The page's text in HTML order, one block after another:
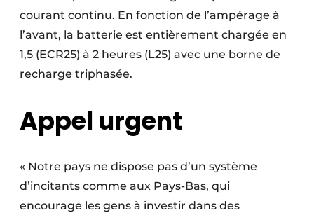
courant continu. En fonction de l’ampérage à
l’avant, la batterie est entièrement chargée en
1,5 (ECR25) à 2 heures (L25) avec une borne de
recharge triphasée.
Appel urgent
« Notre pays ne dispose pas d’un système
d’incitants comme aux ­Pays-Bas, qui
encourage les gens à investir dans des